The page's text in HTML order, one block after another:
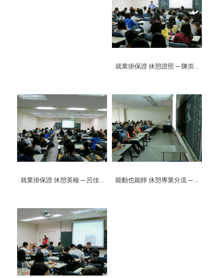
就業掛保證 休憩證照 ─ 陳崇...
就業掛保證 休憩英檢 ─ 呂佳... 能動也能靜 休憩專業分流 ─ ...